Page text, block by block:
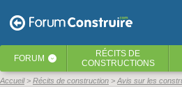
FORUM ‹ RÉCITS DE
CONSTRUCTIONS
Accueil Récits de construction Avis sur les